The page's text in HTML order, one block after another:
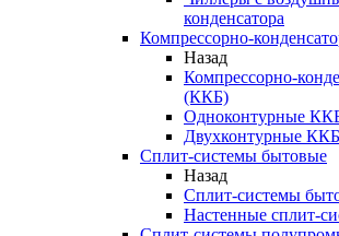
конденсатора
Компрессорно-
Назад
Компрессорно-
(ККБ)
Одноконтурные
Двухконтурные ККБ
Сплит-системы бытовые
Назад
Сплит-системы
Настенные сплит-